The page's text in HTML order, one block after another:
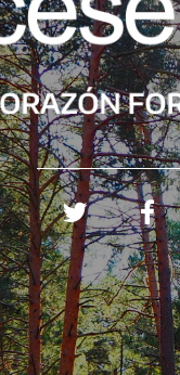
Redes